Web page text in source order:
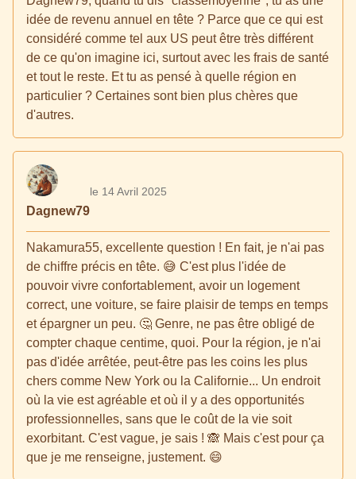
idée de revenu annuel en tête ? Parce que ce qui est
considéré comme tel aux US peut être très différent
de ce qu'on imagine ici, surtout avec les frais de santé
et tout le reste. Et tu as pensé à quelle région en
particulier ? Certaines sont bien plus chères que
d'autres.
Dagnew79
le 14 Avril 2025
Nakamura55, excellente question ! En fait, je n'ai pas
de chiffre précis en tête. 😅 C'est plus l'idée de
pouvoir vivre confortablement, avoir un logement
correct, une voiture, se faire plaisir de temps en temps
et épargner un peu. 🤔 Genre, ne pas être obligé de
compter chaque centime, quoi. Pour la région, je n'ai
pas d'idée arrêtée, peut-être pas les coins les plus
chers comme New York ou la Californie... Un endroit
où la vie est agréable et où il y a des opportunités
professionnelles, sans que le coût de la vie soit
exorbitant. C'est vague, je sais ! 🙈 Mais c'est pour ça
que je me renseigne, justement. 😄